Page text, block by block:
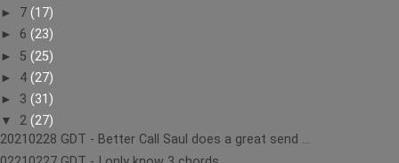
► 7 (17)
► 6 (23)
► 5 (25)
► 4 (27)
► 3 (31)
▼ 2 (27)
20210228 GDT - Better Call Saul does a great send ...